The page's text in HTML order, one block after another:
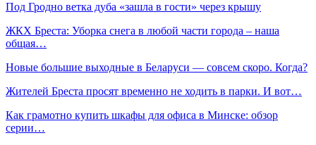
Под Гродно ветка дуба «зашла в гости» через крышу
ЖКХ Бреста: Уборка снега в любой части города – наша
общая…
Новые большие выходные в Беларуси — совсем скоро. Когда?
Жителей Бреста просят временно не ходить в парки. И вот…
Как грамотно купить шкафы для офиса в Минске: обзор
серии…